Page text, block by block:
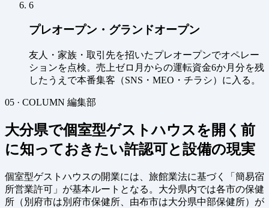
6
プレオープン・グランドオープン
友人・家族・取引先を招いたプレオープンでオペレー
ションを点検。売上ゼロ月からの運転資金6か月分を残
したうえで本番集客（SNS・MEO・チラシ）に入る。
05 · COLUMN 編集部
大分県で個室型ゲストハウスを開く前
に知っておきたい許認可と設備の現実
個室型ゲストハウスの開業には、旅館業法に基づく「簡易宿
所営業許可」が基本ルートとなる。大分県内では各市の保健
所（別府市は別府市保健所、由布市は大分県中部保健所）が